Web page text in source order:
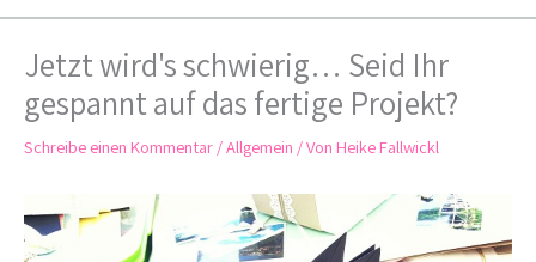
Jetzt wird's schwierig… Seid Ihr
gespannt auf das fertige Projekt?
Schreibe einen Kommentar /Allgemein / Von Heike Fallwickl